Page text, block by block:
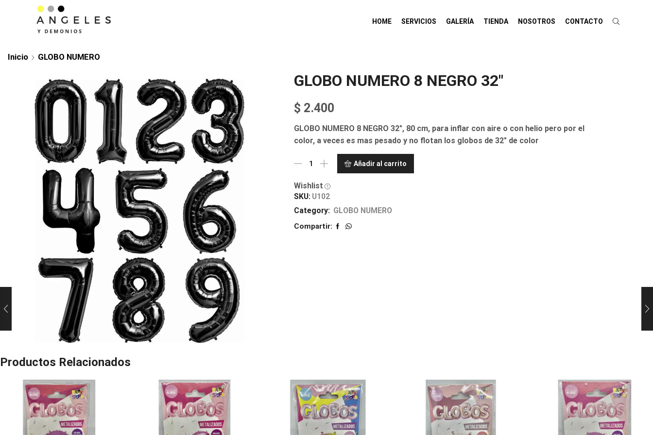
HOME SERVICIOS GALERÍA TIENDA NOSOTROS CONTACTO
Inicio GLOBO NUMERO
GLOBO NUMERO 8 NEGRO 32″
$ 2.400
GLOBO NUMERO 8 NEGRO 32″, 80 cm, para inflar con aire o con helio pero por el
color, a veces es mas pesado y no flotan los globos de 32″ de color
Añadir al carrito
Wishlist
SKU: U102
Category: GLOBO NUMERO
Compartir:
Productos Relacionados